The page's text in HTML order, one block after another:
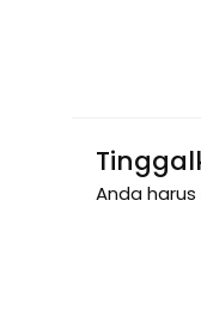
Anda harus